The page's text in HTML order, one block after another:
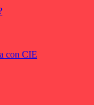
con CIE